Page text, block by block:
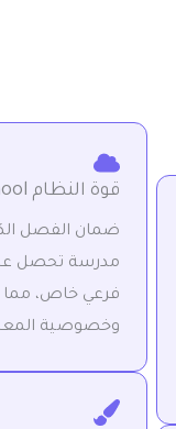
قوة النظام Multi-School
ضمان الفصل
مدرسة تحصل
فرعي خاص،
وخصوصية